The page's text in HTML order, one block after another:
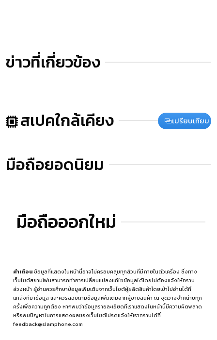
ข่าวที่เกี่ยวข้อง
สเปคใกล้เคียง เปรียบเทียบ
มือถือยอดนิยม
มือถือออกใหม่
คำเตือนข้อมูลที่แสดงในหน้านี้อาจไม่ครอบคลุมทุกส่วนที่มีภายในตัวเครื่อง ซึ่งทาง
เว็บไซต์สยามโฟนสามารถทำการเปลี่ยนแปลงแก้ไขข้อมูลได้โดยไม่ต้องแจ้งให้ทราบ
ล่วงหน้า ผู้อ่านควรศึกษาข้อมูลเพิ่มเติมจากเว็บไซต์ผู้ผลิตสินค้าโดยเข้าไปอ่านได้ที่
แหล่งที่มาข้อมูล และควรสอบถามข้อมูลเพิ่มเติมจากผู้ขายสินค้า ณ จุดวางจำหน่ายทุก
ครั้งเพื่อความถูกต้อง หากพบว่าข้อมูลรายละเอียดที่เราแสดงในหน้านี้มีความผิดพลาด
หรือพบปัญหาในการแสดงผลของเว็บไซต์โปรดแจ้งให้เราทราบได้ที่
feedback@siamphone.com